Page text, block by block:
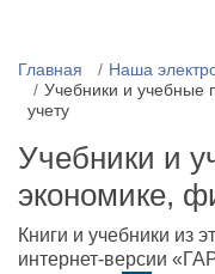
Главная
Наша
Учебники и учебные
учету
Учебники и
экономике,
Книги и учебники из
интернет-версии